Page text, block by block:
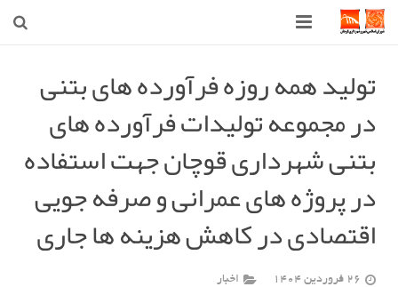
قوچان
تولید همه روزه فرآورده های بتنی
در مجموعه تولیدات فرآورده های
بتنی شهرداری قوچان جهت استفاده
در پروژه های عمرانی و صرفه جویی
اقتصادی در کاهش هزینه ها جاری
26 فروردین 1404 اخبار